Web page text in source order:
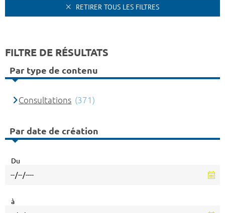
RETIRER TOUS LES FILTRES
FILTRE DE RÉSULTATS
Par type de contenu
Consultations (371)
Par date de création
Du
à